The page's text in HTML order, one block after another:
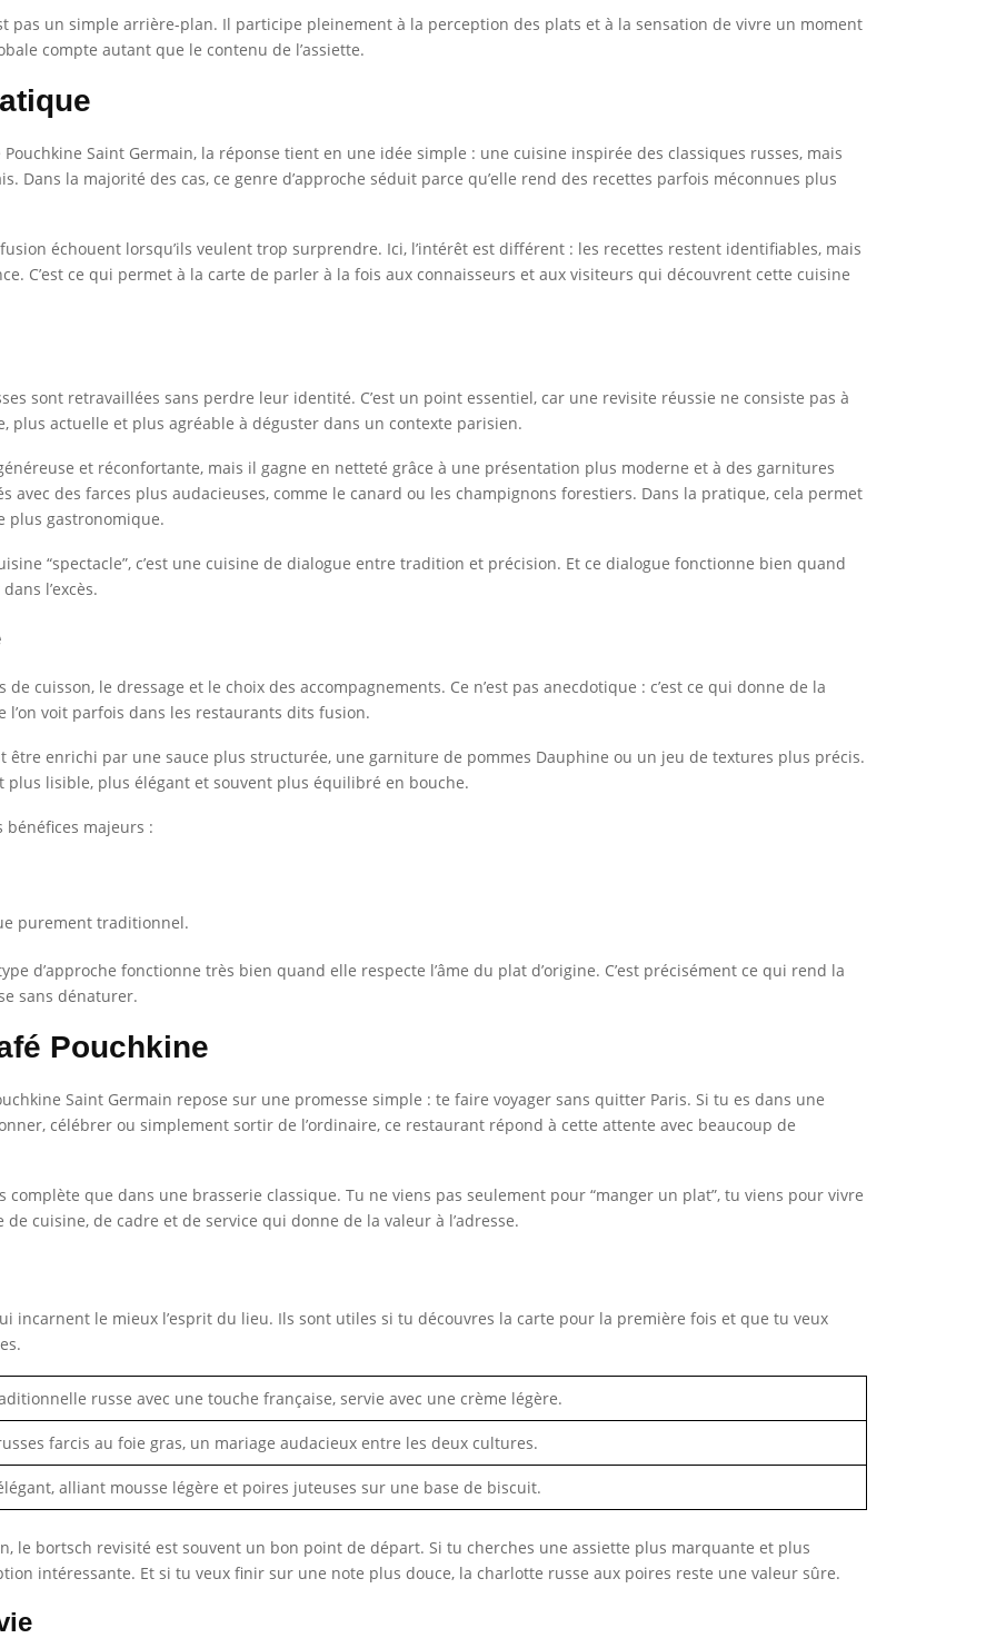
pas un simple arrière-plan. Il participe pleinement à la perception des plats et à la sensation de vivre un moment
compte autant que le contenu de l’assiette.
Saint Germain, la réponse tient en une idée simple : une cuisine inspirée des classiques russes, mais
Dans la majorité des cas, ce genre d’approche séduit parce qu’elle rend des recettes parfois méconnues plus
échouent lorsqu’ils veulent trop surprendre. Ici, l’intérêt est différent : les recettes restent identifiables, mais
C’est ce qui permet à la carte de parler à la fois aux connaisseurs et aux visiteurs qui découvrent cette cuisine
sont retravaillées sans perdre leur identité. C’est un point essentiel, car une revisite réussie ne consiste pas à
plus actuelle et plus agréable à déguster dans un contexte parisien.
et réconfortante, mais il gagne en netteté grâce à une présentation plus moderne et à des garnitures
avec des farces plus audacieuses, comme le canard ou les champignons forestiers. Dans la pratique, cela permet
plus gastronomique.
“spectacle”, c’est une cuisine de dialogue entre tradition et précision. Et ce dialogue fonctionne bien quand
l’excès.
cuisson, le dressage et le choix des accompagnements. Ce n’est pas anecdotique : c’est ce qui donne de la
l’on voit parfois dans les restaurants dits fusion.
enrichi par une sauce plus structurée, une garniture de pommes Dauphine ou un jeu de textures plus précis.
plus lisible, plus élégant et souvent plus équilibré en bouche.
majeurs :
purement traditionnel.
d’approche fonctionne très bien quand elle respecte l’âme du plat d’origine. C’est précisément ce qui rend la
sans dénaturer.
Pouchkine
Saint Germain repose sur une promesse simple : te faire voyager sans quitter Paris. Si tu es dans une
célébrer ou simplement sortir de l’ordinaire, ce restaurant répond à cette attente avec beaucoup de
que dans une brasserie classique. Tu ne viens pas seulement pour “manger un plat”, tu viens pour vivre
cuisine, de cadre et de service qui donne de la valeur à l’adresse.
incarnent le mieux l’esprit du lieu. Ils sont utiles si tu découvres la carte pour la première fois et que tu veux
russe avec une touche française, servie avec une crème légère.
farcis au foie gras, un mariage audacieux entre les deux cultures.
alliant mousse légère et poires juteuses sur une base de biscuit.
le bortsch revisité est souvent un bon point de départ. Si tu cherches une assiette plus marquante et plus
intéressante. Et si tu veux finir sur une note plus douce, la charlotte russe aux poires reste une valeur sûre.